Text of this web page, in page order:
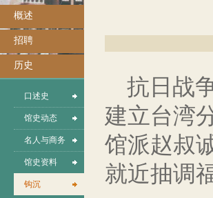
概述
招聘
历史
口述史
馆史动态
名人与商务
馆史资料
钩沉
抗日战
建立台湾
馆派赵叔
就近抽调